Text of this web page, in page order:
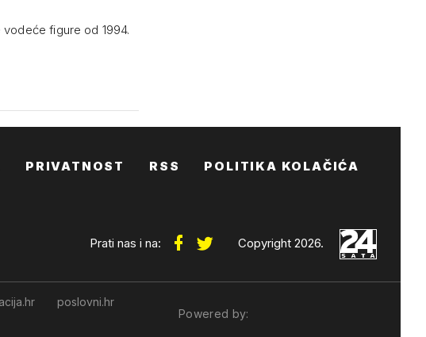
figure od 1994.
PRIVATNOST RSS POLITIKA KOLAČIĆA
Prati nas i na: Copyright 2026.
poslovni.hr
Powered by: